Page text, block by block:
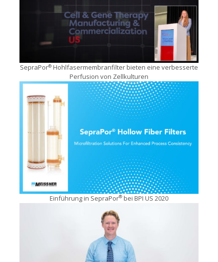
SepraPor® Hohlfasermembranfilter bieten eine verbesserte
Perfusion von Zellkulturen
Einführung in SepraPor® bei BPI US 2020